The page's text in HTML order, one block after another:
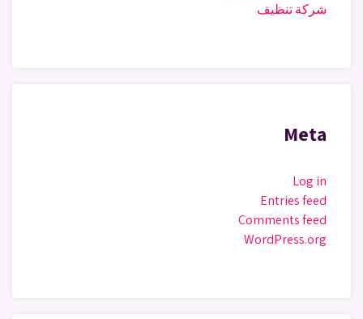
شركة تنظيف
Meta
Log in
Entries feed
Comments feed
WordPress.org